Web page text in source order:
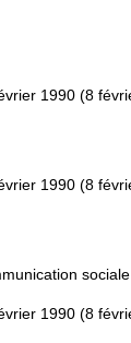
1990 (8
1990 (8
1990 (8